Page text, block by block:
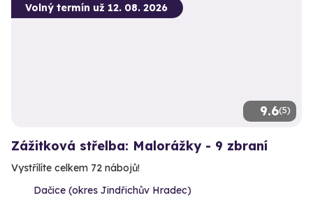
9.6(5)
Volný termín už 12. 08. 2026
Zážitková střelba: Malorážky - 9 zbraní
Vystřílíte celkem 72 nábojů!
Dačice (okres Jindřichův Hradec)